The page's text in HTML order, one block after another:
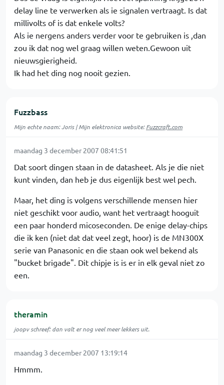
delay line te verwerken als ie signalen vertraagt. Is dat
millivolts of is dat enkele volts?
Als ie nergens anders verder voor te gebruiken is ,dan
zou ik dat nog wel graag willen weten.Gewoon uit
nieuwsgierigheid.
Ik had het ding nog nooit gezien.
Fuzzbass
Mijn echte naam: Joris | Mijn elektronica website:Fuzzcraft.com
maandag 3 december 2007 08:41:51
Dat soort dingen staan in de datasheet. Als je die niet
kunt vinden, dan heb je dus eigenlijk best wel pech.
Maar, het ding is volgens verschillende mensen hier
niet geschikt voor audio, want het vertraagt hooguit
een paar honderd micoseconden. De enige delay-chips
die ik ken (niet dat dat veel zegt, hoor) is de MN300X
serie van Panasonic en die staan ook wel bekend als
"bucket brigade". Dit chipje is is er in elk geval niet zo
een.
theramin
joopv schreef: dan valt er nog veel meer lekkers uit.
maandag 3 december 2007 13:19:14
Hmmm.